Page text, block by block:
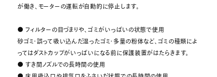
が働き、モーターの運転が自動的に停止します。
● フィルターの目づまりや、ゴミがいっぱいの状態で使用
砂ゴミ・誤って吸い込んだ湿ったゴミ・多量の粉体など、ゴミの種類によ
ってはダストカップがいっぱいになる前に保護装置がはたらきます。
● すき間ノズルでの長時間の使用